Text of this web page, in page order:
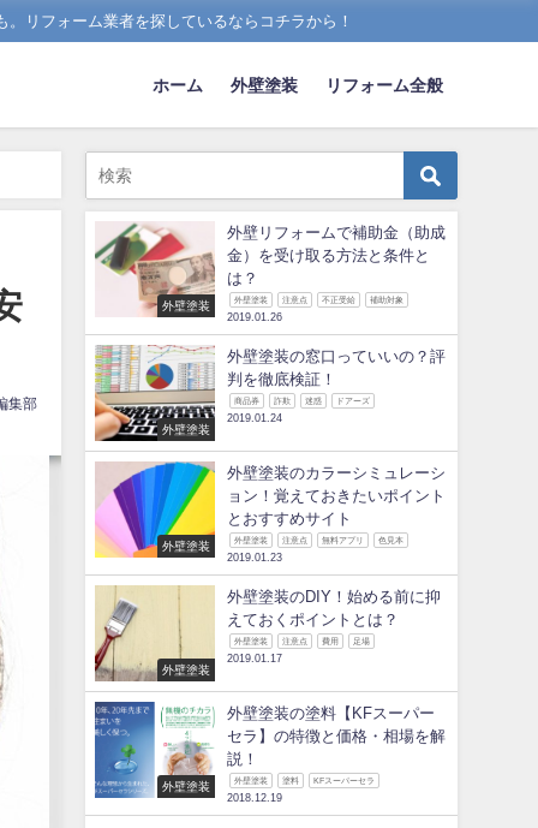
リフォーム業者を探しているならコチラから！
ホーム 外壁塗装 リフォーム全般
集部
外壁塗装
外壁リフォームで補助金（助成
金）を受け取る方法と条件と
は？
外壁塗装 注意点 不正受給 補助対象
2019.01.26
外壁塗装
外壁塗装の窓口っていいの？評
判を徹底検証！
商品券 詐欺 迷惑 ドアーズ
2019.01.24
外壁塗装
外壁塗装のカラーシミュレーシ
ョン！覚えておきたいポイント
とおすすめサイト
外壁塗装 注意点 無料アプリ 色見本
2019.01.23
外壁塗装
外壁塗装のDIY！始める前に抑
えておくポイントとは？
外壁塗装 注意点 費用 足場
2019.01.17
外壁塗装
外壁塗装の塗料【KFスーパー
セラ】の特徴と価格・相場を解
説！
外壁塗装 塗料 KFスーパーセラ
2018.12.19